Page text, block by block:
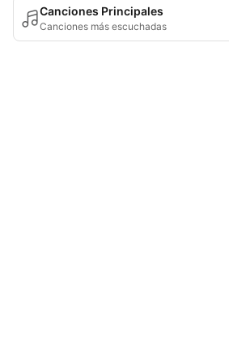
Canciones Principales
Canciones más escuchadas